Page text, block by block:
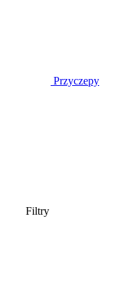
Przyczepy
Filtry